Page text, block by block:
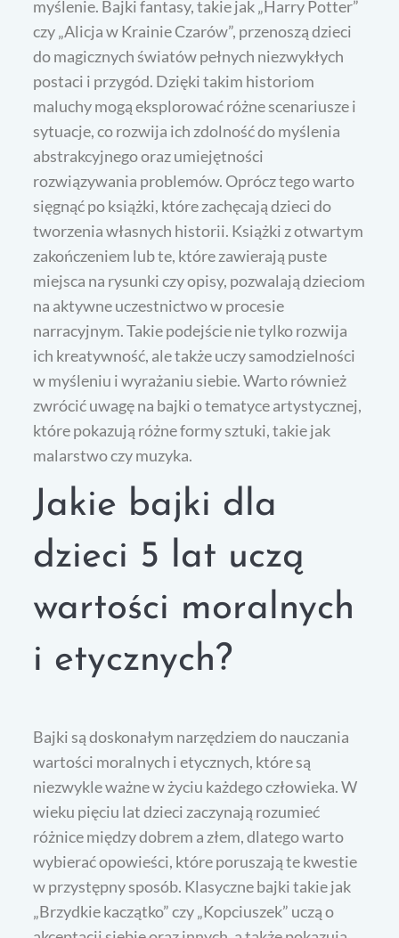
myślenie. Bajki fantasy, takie jak „Harry Potter”
czy „Alicja w Krainie Czarów”, przenoszą dzieci
do magicznych światów pełnych niezwykłych
postaci i przygód. Dzięki takim historiom
maluchy mogą eksplorować różne scenariusze i
sytuacje, co rozwija ich zdolność do myślenia
abstrakcyjnego oraz umiejętności
rozwiązywania problemów. Oprócz tego warto
sięgnąć po książki, które zachęcają dzieci do
tworzenia własnych historii. Książki z otwartym
zakończeniem lub te, które zawierają puste
miejsca na rysunki czy opisy, pozwalają dzieciom
na aktywne uczestnictwo w procesie
narracyjnym. Takie podejście nie tylko rozwija
ich kreatywność, ale także uczy samodzielności
w myśleniu i wyrażaniu siebie. Warto również
zwrócić uwagę na bajki o tematyce artystycznej,
które pokazują różne formy sztuki, takie jak
malarstwo czy muzyka.
Jakie bajki dla
dzieci 5 lat uczą
wartości moralnych
i etycznych?
Bajki są doskonałym narzędziem do nauczania
wartości moralnych i etycznych, które są
niezwykle ważne w życiu każdego człowieka. W
wieku pięciu lat dzieci zaczynają rozumieć
różnice między dobrem a złem, dlatego warto
wybierać opowieści, które poruszają te kwestie
w przystępny sposób. Klasyczne bajki takie jak
„Brzydkie kaczątko” czy „Kopciuszek” uczą o